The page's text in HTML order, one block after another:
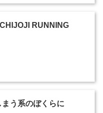
RUNNING
う系のぼくらに